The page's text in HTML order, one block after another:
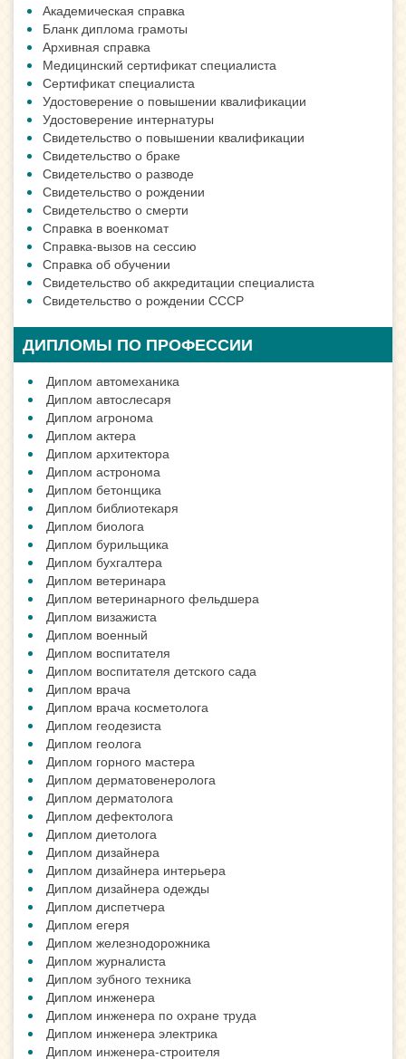
Академическая справка
Бланк диплома грамоты
Архивная справка
Медицинский сертификат специалиста
Сертификат специалиста
Удостоверение о повышении квалификации
Удостоверение интернатуры
Свидетельство о повышении квалификации
Свидетельство о браке
Свидетельство о разводе
Свидетельство о рождении
Свидетельство о смерти
Справка в военкомат
Справка-вызов на сессию
Справка об обучении
Свидетельство об аккредитации специалиста
Свидетельство о рождении СССР
ДИПЛОМЫ ПО ПРОФЕССИИ
Диплом автомеханика
Диплом автослесаря
Диплом агронома
Диплом актера
Диплом архитектора
Диплом астронома
Диплом бетонщика
Диплом библиотекаря
Диплом биолога
Диплом бурильщика
Диплом бухгалтера
Диплом ветеринара
Диплом ветеринарного фельдшера
Диплом визажиста
Диплом военный
Диплом воспитателя
Диплом воспитателя детского сада
Диплом врача
Диплом врача косметолога
Диплом геодезиста
Диплом геолога
Диплом горного мастера
Диплом дерматовенеролога
Диплом дерматолога
Диплом дефектолога
Диплом диетолога
Диплом дизайнера
Диплом дизайнера интерьера
Диплом дизайнера одежды
Диплом диспетчера
Диплом егеря
Диплом железнодорожника
Диплом журналиста
Диплом зубного техника
Диплом инженера
Диплом инженера по охране труда
Диплом инженера электрика
Диплом инженера-строителя